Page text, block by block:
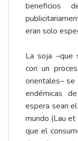
beneficios
eran solo
La soja –que
con un
orientales– se
endémicas
espera sean
mundo (Lau
que el